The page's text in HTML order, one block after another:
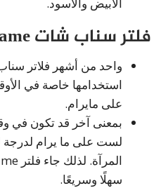
فلتر سناب شات Polaroid Frame
واحد من أشهر فلاتر
استخدامها خاصة في
على مايرام.
بمعنى آخر قد تكون في
لست على ما يرام لدرجة
سهلًا وسريعًا.